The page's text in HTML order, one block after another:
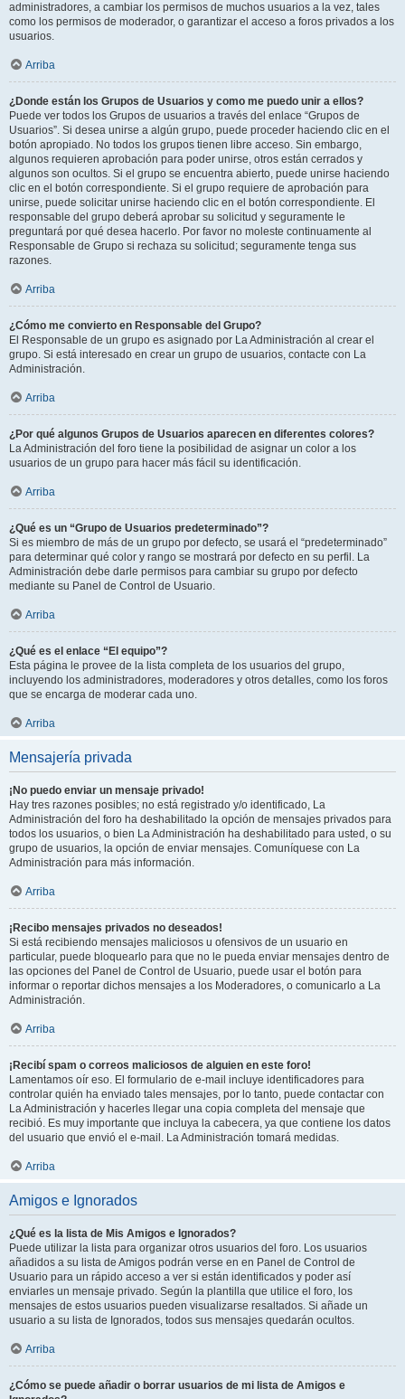
administradores, a cambiar los permisos de muchos usuarios a la vez, tales
como los permisos de moderador, o garantizar el acceso a foros privados a los
usuarios.
Arriba
¿Donde están los Grupos de Usuarios y como me puedo unir a ellos?
Puede ver todos los Grupos de usuarios a través del enlace “Grupos de
Usuarios”. Si desea unirse a algún grupo, puede proceder haciendo clic en el
botón apropiado. No todos los grupos tienen libre acceso. Sin embargo,
algunos requieren aprobación para poder unirse, otros están cerrados y
algunos son ocultos. Si el grupo se encuentra abierto, puede unirse haciendo
clic en el botón correspondiente. Si el grupo requiere de aprobación para
unirse, puede solicitar unirse haciendo clic en el botón correspondiente. El
responsable del grupo deberá aprobar su solicitud y seguramente le
preguntará por qué desea hacerlo. Por favor no moleste continuamente al
Responsable de Grupo si rechaza su solicitud; seguramente tenga sus
razones.
Arriba
¿Cómo me convierto en Responsable del Grupo?
El Responsable de un grupo es asignado por La Administración al crear el
grupo. Si está interesado en crear un grupo de usuarios, contacte con La
Administración.
Arriba
¿Por qué algunos Grupos de Usuarios aparecen en diferentes colores?
La Administración del foro tiene la posibilidad de asignar un color a los
usuarios de un grupo para hacer más fácil su identificación.
Arriba
¿Qué es un “Grupo de Usuarios predeterminado”?
Si es miembro de más de un grupo por defecto, se usará el “predeterminado”
para determinar qué color y rango se mostrará por defecto en su perfil. La
Administración debe darle permisos para cambiar su grupo por defecto
mediante su Panel de Control de Usuario.
Arriba
¿Qué es el enlace “El equipo”?
Esta página le provee de la lista completa de los usuarios del grupo,
incluyendo los administradores, moderadores y otros detalles, como los foros
que se encarga de moderar cada uno.
Arriba
Mensajería privada
¡No puedo enviar un mensaje privado!
Hay tres razones posibles; no está registrado y/o identificado, La
Administración del foro ha deshabilitado la opción de mensajes privados para
todos los usuarios, o bien La Administración ha deshabilitado para usted, o su
grupo de usuarios, la opción de enviar mensajes. Comuníquese con La
Administración para más información.
Arriba
¡Recibo mensajes privados no deseados!
Si está recibiendo mensajes maliciosos u ofensivos de un usuario en
particular, puede bloquearlo para que no le pueda enviar mensajes dentro de
las opciones del Panel de Control de Usuario, puede usar el botón para
informar o reportar dichos mensajes a los Moderadores, o comunicarlo a La
Administración.
Arriba
¡Recibí spam o correos maliciosos de alguien en este foro!
Lamentamos oír eso. El formulario de e-mail incluye identificadores para
controlar quién ha enviado tales mensajes, por lo tanto, puede contactar con
La Administración y hacerles llegar una copia completa del mensaje que
recibió. Es muy importante que incluya la cabecera, ya que contiene los datos
del usuario que envió el e-mail. La Administración tomará medidas.
Arriba
Amigos e Ignorados
¿Qué es la lista de Mis Amigos e Ignorados?
Puede utilizar la lista para organizar otros usuarios del foro. Los usuarios
añadidos a su lista de Amigos podrán verse en en Panel de Control de
Usuario para un rápido acceso a ver si están identificados y poder así
enviarles un mensaje privado. Según la plantilla que utilice el foro, los
mensajes de estos usuarios pueden visualizarse resaltados. Si añade un
usuario a su lista de Ignorados, todos sus mensajes quedarán ocultos.
Arriba
¿Cómo se puede añadir o borrar usuarios de mi lista de Amigos e